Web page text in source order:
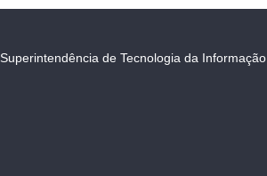
Superintendência de Tecnologia da Informação